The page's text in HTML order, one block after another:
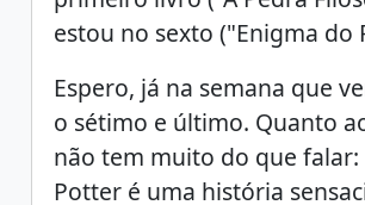
estou no sexto ("Enigma do
Espero, já na semana que
o sétimo e último. Quanto
não tem muito do que falar:
Potter é uma história